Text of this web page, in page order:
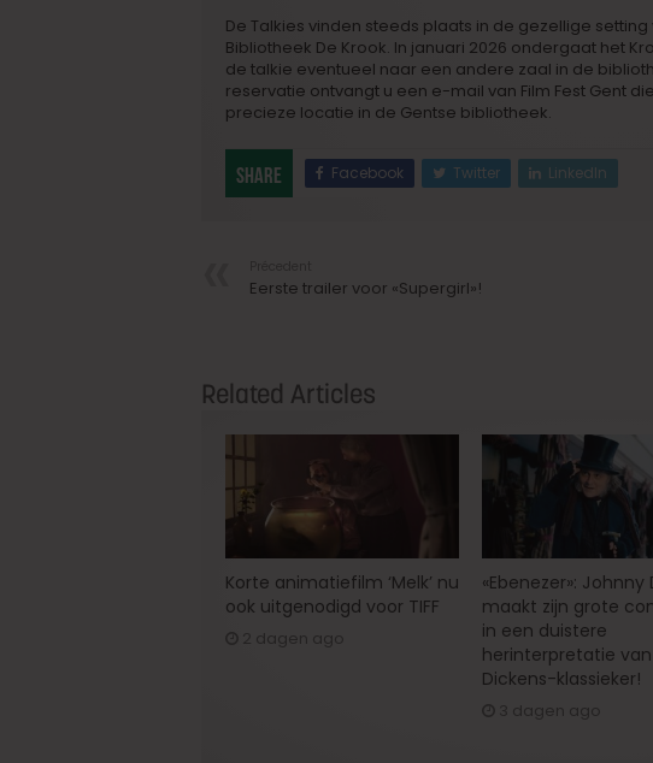
De Talkies vinden steeds plaats in de gezellige
Bibliotheek De Krook. In januari 2026 ondergaat het
de talkie eventueel naar een andere zaal in de
reservatie ontvangt u een e-mail van Film Fest Gent
precieze locatie in de Gentse bibliotheek.
Share Facebook Twitter LinkedIn
Eerste trailer voor «Supergirl»!
Related Articles
Korte animatiefilm ‘Melk’ nu
ook uitgenodigd voor TIFF
2 dagen ago
«Ebenezer»: Johnny
maakt zijn grote
in een duistere
herinterpretatie
Dickens-klassieker!
3 dagen ago